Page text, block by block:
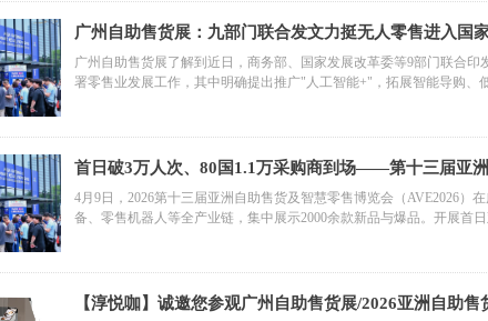
广州自助售货展：九部门联合发文力挺无人零售进入国
广州自助售货展了解到近日，商务部、国家发展改革委等9部门联合
署零售业发展工作，其中明确提出推广"人工智能+"，拓展智能导购
首日破3万人次、80国1.1万采购商到场——第十三届亚
4月9日，2026第十三届亚洲自助售货及智慧零售博览会（AVE2026）
备、零售机器人等全产业链，集中展示2000余款新品与爆品。开展首
【淳悦咖】诚邀您参观广州自助售货展/2026亚洲自助